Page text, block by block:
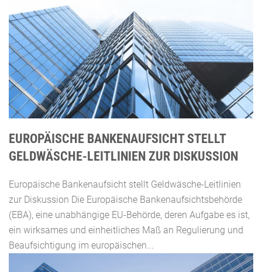
EUROPÄISCHE BANKENAUFSICHT STELLT
GELDWÄSCHE-LEITLINIEN ZUR DISKUSSION
Europäische Bankenaufsicht stellt Geldwäsche-Leitlinien
zur Diskussion Die Europäische Bankenaufsichtsbehörde
(EBA), eine unabhängige EU-Behörde, deren Aufgabe es ist,
ein wirksames und einheitliches Maß an Regulierung und
Beaufsichtigung im europäischen...